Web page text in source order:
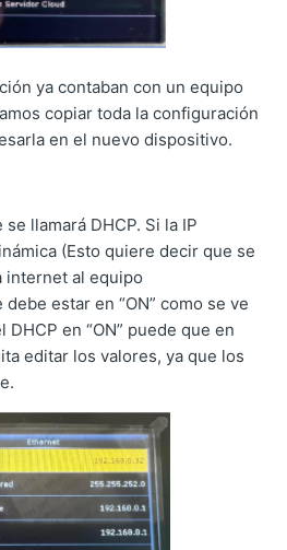
ya contaban con un equipo
copiar toda la configuración
en el nuevo dispositivo.
llamará DHCP. Si la IP
(Esto quiere decir que se
internet al equipo
estar en “ON” como se ve
en “ON” puede que en
editar los valores, ya que los